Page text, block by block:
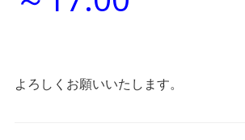
よろしくお願いいたします。